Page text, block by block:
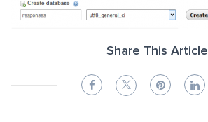
Share This Article